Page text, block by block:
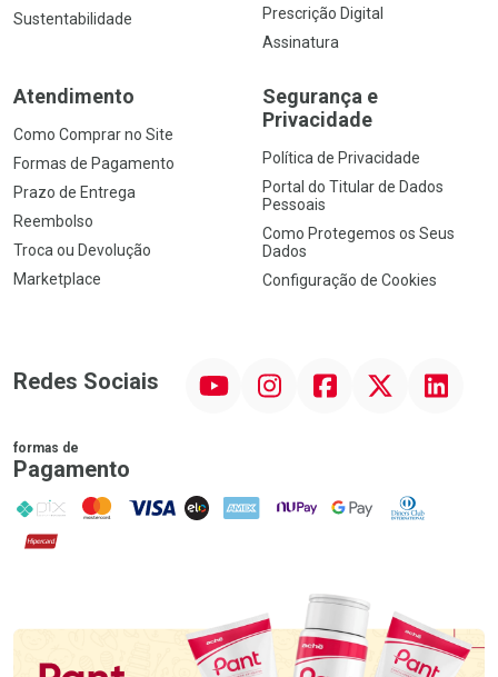
Sustentabilidade
Prescrição Digital
Assinatura
Atendimento
Como Comprar no Site
Formas de Pagamento
Prazo de Entrega
Reembolso
Troca ou Devolução
Marketplace
Segurança e
Privacidade
Política de Privacidade
Portal do Titular de Dados
Pessoais
Como Protegemos os Seus
Dados
Configuração de Cookies
Redes Sociais InstagramFacebookTwitter Linkedin
formas de
Pagamento
PIX MasterCard
VISA ELO AMEX NuPay Google PayDiners Club
Hipercard